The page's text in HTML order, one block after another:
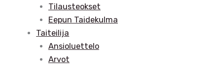
Tilausteokset
Eepun Taidekulma
Taiteilija
Ansioluettelo
Arvot